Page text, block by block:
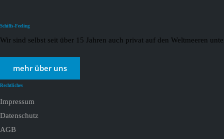
Schiffs-Feeling
Wir sind selbst seit über 15 Jahren auch privat auf den Weltmeeren
mehr über uns
Rechtliches
Impressum
Datenschutz
AGB